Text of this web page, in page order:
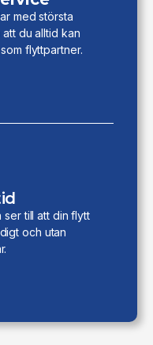
med största
du alltid kan
flyttpartner.
till att din flytt
och utan